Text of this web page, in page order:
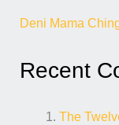
Deni Mama
Recent
The